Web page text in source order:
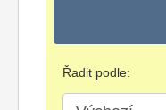
Řadit podle: